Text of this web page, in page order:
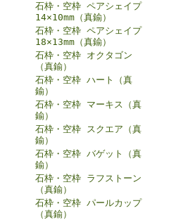
石枠・空枠 ペアシェイプ
14×10mm（真鍮）
石枠・空枠 ペアシェイプ
18×13mm（真鍮）
石枠・空枠 オクタゴン
（真鍮）
石枠・空枠 ハート（真
鍮）
石枠・空枠 マーキス（真
鍮）
石枠・空枠 スクエア（真
鍮）
石枠・空枠 バゲット（真
鍮）
石枠・空枠 ラフストーン
（真鍮）
石枠・空枠 パールカップ
（真鍮）